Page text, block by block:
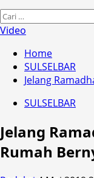
Cari
untuk:
Video
Home
SULSELBAR
Jelang
SULSELBAR
Jelang
Rumah